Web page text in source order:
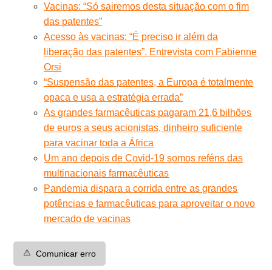
Vacinas: “Só sairemos desta situação com o fim
das patentes”
Acesso às vacinas: “É preciso ir além da
liberação das patentes”. Entrevista com Fabienne
Orsi
“Suspensão das patentes, a Europa é totalmente
opaca e usa a estratégia errada”
As grandes farmacêuticas pagaram 21,6 bilhões
de euros a seus acionistas, dinheiro suficiente
para vacinar toda a África
Um ano depois de Covid-19 somos reféns das
multinacionais farmacêuticas
Pandemia dispara a corrida entre as grandes
potências e farmacêuticas para aproveitar o novo
mercado de vacinas
⚠️ Comunicar erro